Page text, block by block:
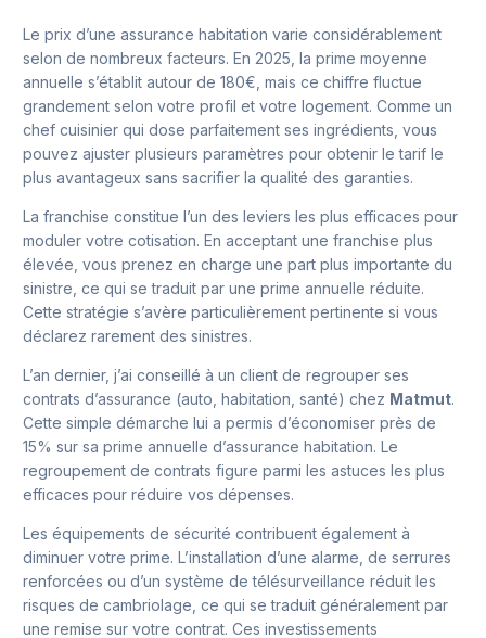
Le prix d’une assurance habitation varie considérablement
selon de nombreux facteurs. En 2025, la prime moyenne
annuelle s’établit autour de 180€, mais ce chiffre fluctue
grandement selon votre profil et votre logement. Comme un
chef cuisinier qui dose parfaitement ses ingrédients, vous
pouvez ajuster plusieurs paramètres pour obtenir le tarif le
plus avantageux sans sacrifier la qualité des garanties.
La franchise constitue l’un des leviers les plus efficaces pour
moduler votre cotisation. En acceptant une franchise plus
élevée, vous prenez en charge une part plus importante du
sinistre, ce qui se traduit par une prime annuelle réduite.
Cette stratégie s’avère particulièrement pertinente si vous
déclarez rarement des sinistres.
L’an dernier, j’ai conseillé à un client de regrouper ses
contrats d’assurance (auto, habitation, santé) chez Matmut.
Cette simple démarche lui a permis d’économiser près de
15% sur sa prime annuelle d’assurance habitation. Le
regroupement de contrats figure parmi les astuces les plus
efficaces pour réduire vos dépenses.
Les équipements de sécurité contribuent également à
diminuer votre prime. L’installation d’une alarme, de serrures
renforcées ou d’un système de télésurveillance réduit les
risques de cambriolage, ce qui se traduit généralement par
une remise sur votre contrat. Ces investissements